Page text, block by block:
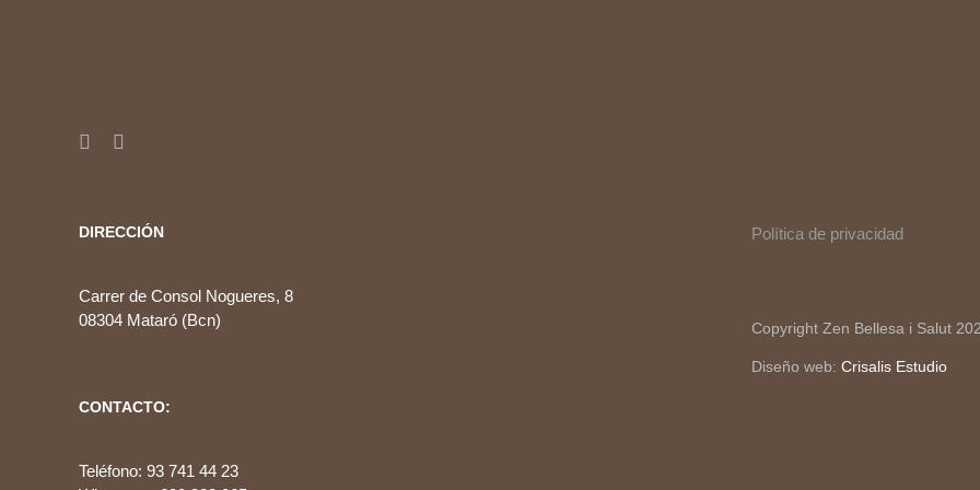
DIRECCIÓN
Carrer de Consol Nogueres, 8
08304 Mataró (Bcn)
CONTACTO:
Teléfono: 93 741 44 23
Política de privacidad
Copyright Zen Bellesa i Salut
Diseño web: Crisalis Estudio